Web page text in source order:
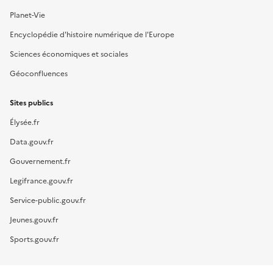
Planet-Vie
Encyclopédie d'histoire numérique de l'Europe
Sciences économiques et sociales
Géoconfluences
Sites publics
Élysée.fr
Data.gouv.fr
Gouvernement.fr
Legifrance.gouv.fr
Service-public.gouv.fr
Jeunes.gouv.fr
Sports.gouv.fr